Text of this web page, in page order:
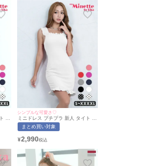
ワ
低
ネ
)
シンプルな可愛さ♡
ミニドレス プチプラ 新人 タイト ワ
ンピース ノースリーブ 低身長 胸元
隠し 背中魅せ スクエアネック 大き
ドレス (なぎ着用/S〜XXXXLサイズ
まとめ買い対象
¥2,990